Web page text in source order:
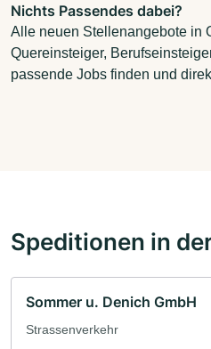
Nichts Passendes dabei?
Alle neuen Stellenangebote in
Quereinsteiger,
passende Jobs finden und
Speditionen in
Sommer u. Denich GmbH
Strassenverkehr